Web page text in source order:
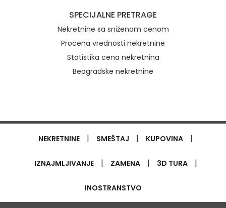
SPECIJALNE PRETRAGE
Nekretnine sa sniženom cenom
Procena vrednosti nekretnine
Statistika cena nekretnina
Beogradske nekretnine
NEKRETNINE | SMEŠTAJ | KUPOVINA |
IZNAJMLJIVANJE | ZAMENA | 3D TURA |
INOSTRANSTVO